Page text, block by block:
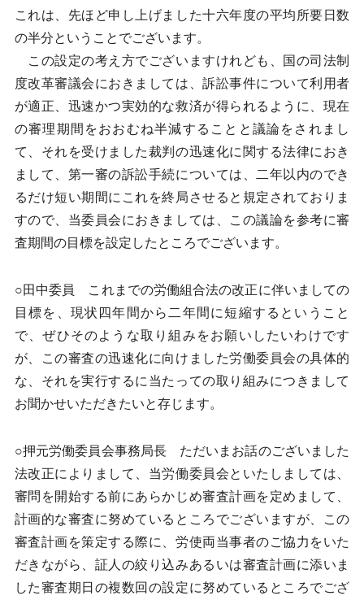
これは、先ほど申し上げました十六年度の平均所要日数
の半分ということでございます。
この設定の考え方でございますけれども、国の司法制
度改革審議会におきましては、訴訟事件について利用者
が適正、迅速かつ実効的な救済が得られるように、現在
の審理期間をおおむね半減することと議論をされまし
て、それを受けました裁判の迅速化に関する法律におき
まして、第一審の訴訟手続については、二年以内のでき
るだけ短い期間にこれを終局させると規定されておりま
すので、当委員会におきましては、この議論を参考に審
査期間の目標を設定したところでございます。
○田中委員 これまでの労働組合法の改正に伴いましての
目標を、現状四年間から二年間に短縮するということ
で、ぜひそのような取り組みをお願いしたいわけです
が、この審査の迅速化に向けました労働委員会の具体的
な、それを実行するに当たっての取り組みにつきまして
お聞かせいただきたいと存じます。
○押元労働委員会事務局長 ただいまお話のございました
法改正によりまして、当労働委員会といたしましては、
審問を開始する前にあらかじめ審査計画を定めまして、
計画的な審査に努めているところでございますが、この
審査計画を策定する際に、労使両当事者のご協力をいた
だきながら、証人の絞り込みあるいは審査計画に添いま
した審査期日の複数回の設定に努めているところでござ